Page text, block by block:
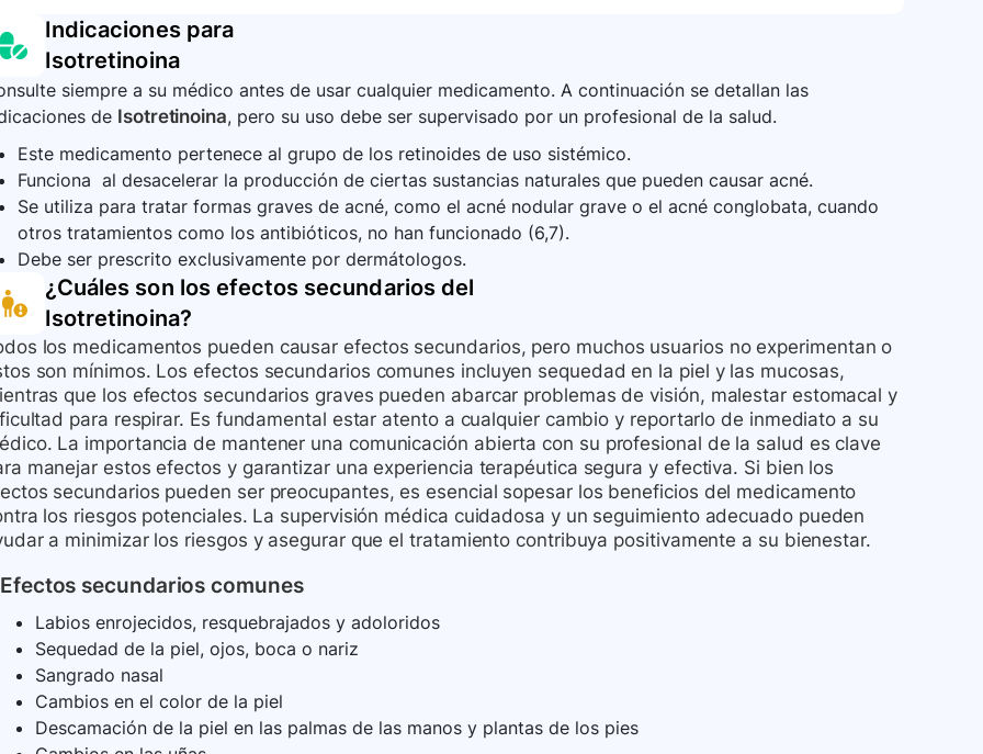
mes antes, durante y un mes después de terminar el tratamiento con isotretinoína debido al riesgo
de teratogenicidad.
Indicaciones para
Isotretinoina
siempre a su médico antes de usar cualquier medicamento. A continuación se detallan las
de Isotretinoina, pero su uso debe ser supervisado por un profesional de la salud.
Este medicamento pertenece al grupo de los retinoides de uso sistémico.
Funciona al desacelerar la producción de ciertas sustancias naturales que pueden causar acné.
Se utiliza para tratar formas graves de acné, como el acné nodular grave o el acné conglobata, cuando
otros tratamientos como los antibióticos, no han funcionado (6,7).
Debe ser prescrito exclusivamente por dermátologos.
¿Cuáles son los efectos secundarios del
Isotretinoina?
los medicamentos pueden causar efectos secundarios, pero muchos usuarios no experimentan o
son mínimos. Los efectos secundarios comunes incluyen sequedad en la piel y las mucosas,
que los efectos secundarios graves pueden abarcar problemas de visión, malestar estomacal y
para respirar. Es fundamental estar atento a cualquier cambio y reportarlo de inmediato a su
La importancia de mantener una comunicación abierta con su profesional de la salud es clave
manejar estos efectos y garantizar una experiencia terapéutica segura y efectiva. Si bien los
secundarios pueden ser preocupantes, es esencial sopesar los beneficios del medicamento
los riesgos potenciales. La supervisión médica cuidadosa y un seguimiento adecuado pueden
a minimizar los riesgos y asegurar que el tratamiento contribuya positivamente a su bienestar.
Efectos secundarios comunes
Labios enrojecidos, resquebrajados y adoloridos
Sequedad de la piel, ojos, boca o nariz
Sangrado nasal
Cambios en el color de la piel
Descamación de la piel en las palmas de las manos y plantas de los pies